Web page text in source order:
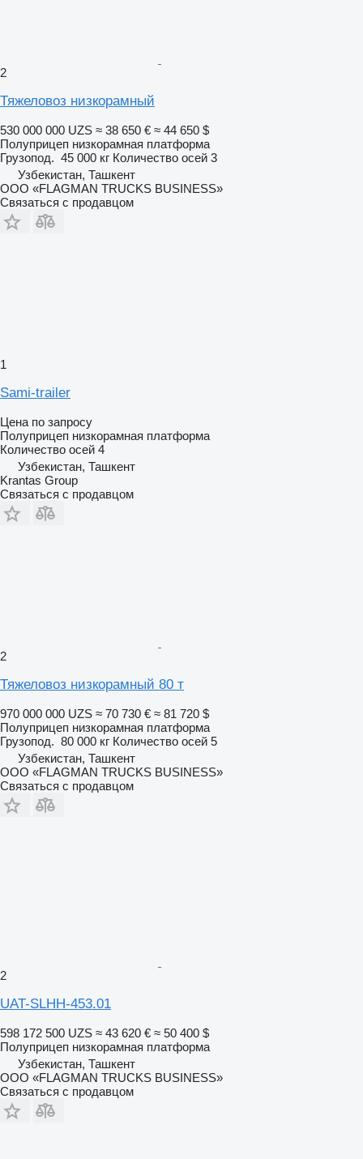
2
Тяжеловоз низкорамный
530 000 000 UZS ≈ 38 650 € ≈ 44 650 $
Полуприцеп низкорамная платформа
Грузопод. 45 000 кг Количество осей 3
Узбекистан, Ташкент
ООО «FLAGMAN TRUCKS BUSINESS»
Связаться с продавцом
1
Sami-trailer
Цена по запросу
Полуприцеп низкорамная платформа
Количество осей 4
Узбекистан, Ташкент
Krantas Group
Связаться с продавцом
2
Тяжеловоз низкорамный 80 т
970 000 000 UZS ≈ 70 730 € ≈ 81 720 $
Полуприцеп низкорамная платформа
Грузопод. 80 000 кг Количество осей 5
Узбекистан, Ташкент
ООО «FLAGMAN TRUCKS BUSINESS»
Связаться с продавцом
2
UAT-SLHH-453.01
598 172 500 UZS ≈ 43 620 € ≈ 50 400 $
Полуприцеп низкорамная платформа
Узбекистан, Ташкент
ООО «FLAGMAN TRUCKS BUSINESS»
Связаться с продавцом